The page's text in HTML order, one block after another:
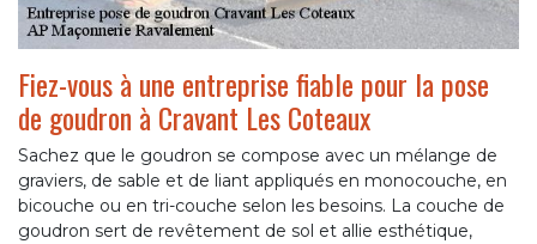
Fiez-vous à une entreprise fiable pour la pose
de goudron à Cravant Les Coteaux
Sachez que le goudron se compose avec un mélange de
graviers, de sable et de liant appliqués en monocouche, en
bicouche ou en tri-couche selon les besoins. La couche de
goudron sert de revêtement de sol et allie esthétique,